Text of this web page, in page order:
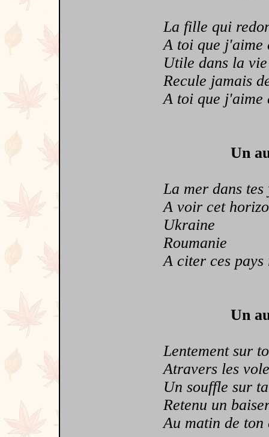
La fille qui
A toi que j'aime
Utile dans la vie
Recule jamais
A toi que j'aime
Un
La mer dans tes
A voir cet
Ukraine
Roumanie
A citer ces pays
Un
Lentement sur
Atravers les
Un souffle sur ta
Retenu un
Au matin de ton